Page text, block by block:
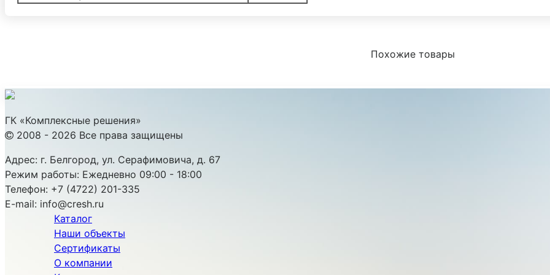
Похожие товары
ГК «Комплексные решения»
2008 - 2026 Все права защищены
Адрес: г. Белгород, ул. Серафимовича, д. 67
Режим работы: Ежедневно 09:00 - 18:00
Телефон: +7 (4722) 201-335
E-mail: info@cresh.ru
Каталог
Наши объекты
Сертификаты
О компании